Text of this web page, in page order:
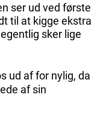
ser ud ved første
til at kigge ekstra
sker lige
ud af for nylig, da
af sin